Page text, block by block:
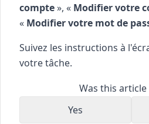
compte», « Modifier votre
« Modifier votre mot de
Suivez les instructions à
votre tâche.
Was this
Yes